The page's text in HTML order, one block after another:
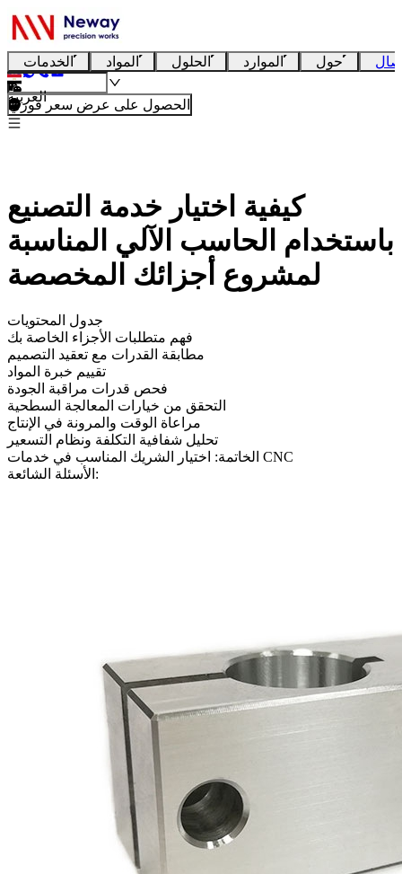
الخدمات المواد الحلول الموارد حول
العربية
الحصول على عرض سعر فوري
كيفية اختيار خدمة التصنيع
باستخدام الحاسب الآلي المناسبة
لمشروع أجزائك المخصصة
جدول المحتويات
فهم متطلبات الأجزاء الخاصة بك
مطابقة القدرات مع تعقيد التصميم
تقييم خبرة المواد
فحص قدرات مراقبة الجودة
التحقق من خيارات المعالجة السطحية
مراعاة الوقت والمرونة في الإنتاج
تحليل شفافية التكلفة ونظام التسعير
الخاتمة: اختيار الشريك المناسب في خدمات CNC
الأسئلة الشائعة: